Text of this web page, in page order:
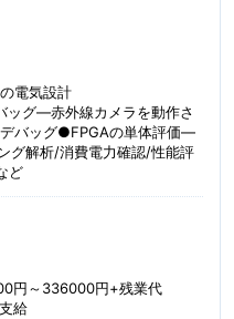
電気設計
グ—赤外線カメラを動作さ
バッグ●FPGAの単体評価—
グ解析/消費電力確認/性能評
ど
円～336000円+残業代
給